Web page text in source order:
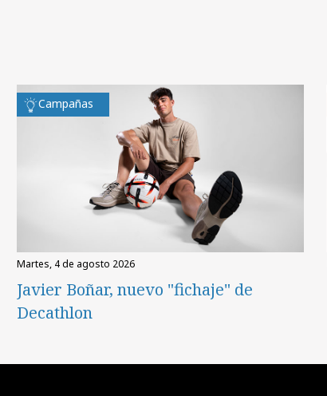
Campañas
martes, 4 de agosto 2026
Javier Boñar, nuevo "fichaje" de
Decathlon